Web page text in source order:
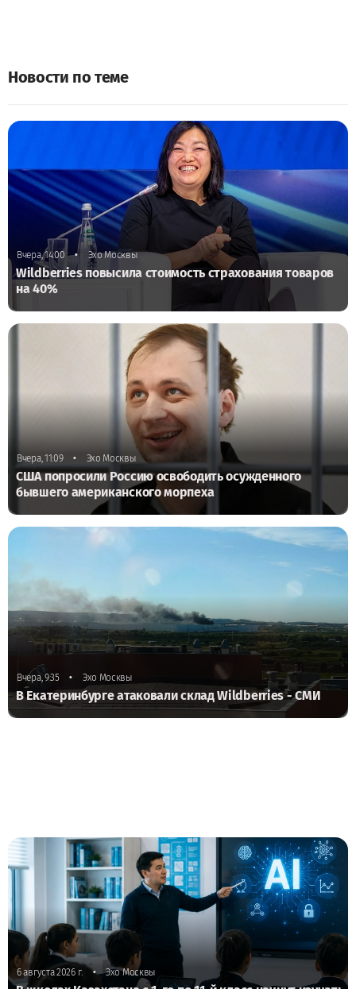
Новости по теме
Вчера, 14:00 • Эхо Москвы
Wildberries повысила стоимость страхования товаров
на 40%
Вчера, 11:09 • Эхо Москвы
США попросили Россию освободить осужденного
бывшего американского морпеха
Вчера, 9:35 • Эхо Москвы
В Екатеринбурге атаковали склад Wildberries - СМИ
6 августа 2026 г. • Эхо Москвы